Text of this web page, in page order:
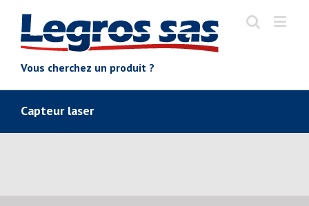
Vous cherchez un produit ?
Capteur laser